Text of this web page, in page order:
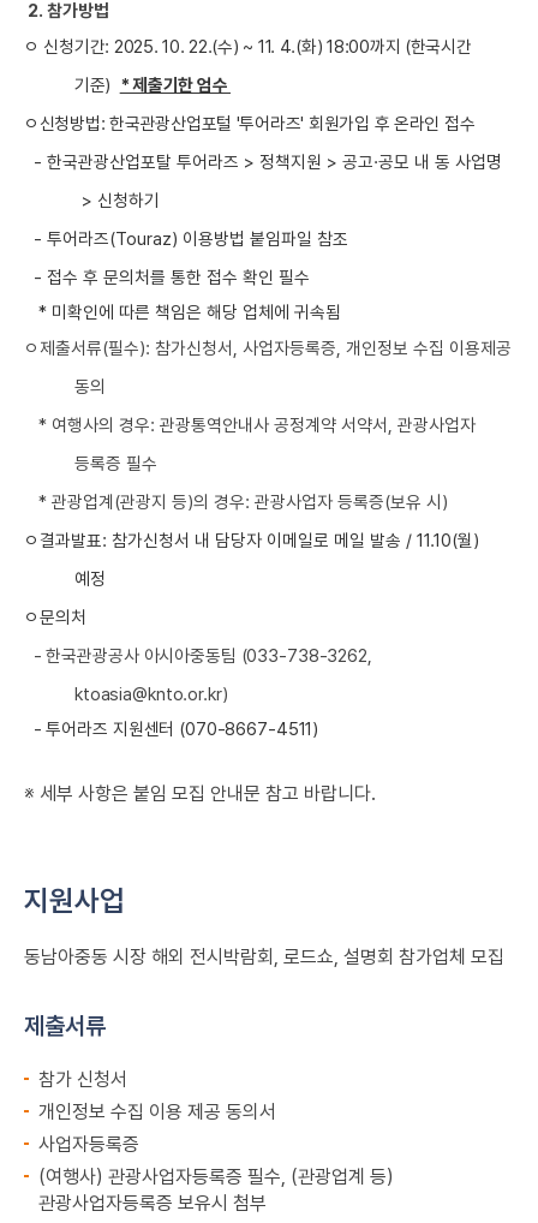
2. 참가방법
ㅇ 신청기간: 2025. 10. 22.(수) ~ 11. 4.(화) 18:00까지 (한국시간
기준) * 제출기한 엄수
ㅇ신청방법: 한국관광산업포털 '투어라즈' 회원가입 후 온라인 접수
- 한국관광산업포탈 투어라즈 > 정책지원 > 공고·공모 내 동 사업명
> 신청하기
- 투어라즈(Touraz) 이용방법 붙임파일 참조
- 접수 후 문의처를 통한 접수 확인 필수
* 미확인에 따른 책임은 해당 업체에 귀속됨
ㅇ제출서류(필수): 참가신청서, 사업자등록증, 개인정보 수집 이용제공
동의
* 여행사의 경우: 관광통역안내사 공정계약 서약서, 관광사업자
등록증 필수
* 관광업계(관광지 등)의 경우: 관광사업자 등록증(보유 시)
ㅇ결과발표: 참가신청서 내 담당자 이메일로 메일 발송 / 11.10(월)
예정
ㅇ문의처
- 한국관광공사 아시아중동팀 (033-738-3262,
ktoasia@knto.or.kr)
- 투어라즈 지원센터 (070-8667-4511)
※ 세부 사항은 붙임 모집 안내문 참고 바랍니다.
지원사업
동남아중동 시장 해외 전시박람회, 로드쇼, 설명회 참가업체 모집
제출서류
참가 신청서
개인정보 수집 이용 제공 동의서
사업자등록증
(여행사) 관광사업자등록증 필수, (관광업계 등)
관광사업자등록증 보유시 첨부